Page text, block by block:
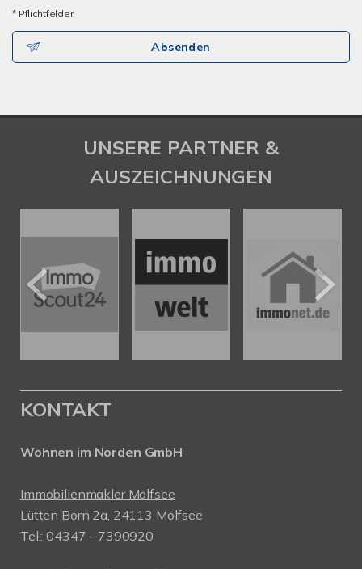
* Pflichtfelder
Absenden
UNSERE PARTNER &
AUSZEICHNUNGEN
KONTAKT
Wohnen im Norden GmbH
Immobilienmakler Molfsee
Lütten Born 2a, 24113 Molfsee
Tel.: 04347 - 7390920